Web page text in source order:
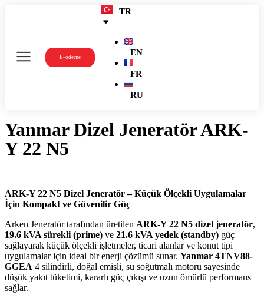
E-ödeme
TR
EN
FR
RU
Yanmar Dizel Jeneratör ARK-
Y 22 N5
ARK-Y 22 N5 Dizel Jeneratör – Küçük Ölçekli Uygulamalar
İçin Kompakt ve Güvenilir Güç
Arken Jeneratör tarafından üretilen ARK-Y 22 N5 dizel jeneratör,
19.6 kVA sürekli (prime) ve 21.6 kVA yedek (standby) güç
sağlayarak küçük ölçekli işletmeler, ticari alanlar ve konut tipi
uygulamalar için ideal bir enerji çözümü sunar. Yanmar 4TNV88-
GGEA 4 silindirli, doğal emişli, su soğutmalı motoru sayesinde
düşük yakıt tüketimi, kararlı güç çıkışı ve uzun ömürlü performans
sağlar.